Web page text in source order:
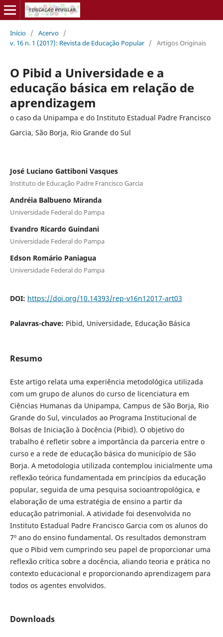
Início / Acervo /
v. 16 n. 1 (2017): Revista de Educação Popular / Artigos Originais
O Pibid a Universidade e a
educação básica em relação de
aprendizagem
o caso da Unipampa e do Instituto Estadual Padre Francisco
Garcia, São Borja, Rio Grande do Sul
José Luciano Gattiboni Vasques
Instituto de Educação Padre Francisco Garcia
Andréia Balbueno Miranda
Universidade Federal do Pampa
Evandro Ricardo Guindani
Universidade Federal do Pampa
Edson Romário Paniagua
Universidade Federal do Pampa
DOI: https://doi.org/10.14393/rep-v16n12017-art03
Palavras-chave: Pibid, Universidade, Educação Básica
Resumo
Este artigo relata uma experiência metodológica utilizada
com um grupo de alunos do curso de licenciatura em
Ciências Humanas da Unipampa, Campus de São Borja, Rio
Grande do Sul, vinculados ao Programa Institucional de
Bolsas de Iniciação à Docência (Pibid). O objetivo do
trabalho é refletir sobre a importância da parceria entre o
curso e a rede de educação básica do município de São
Borja. A metodologia utilizada contemplou inicialmente uma
reflexão teórica fundamentada em princípios da educação
popular, seguida de uma pesquisa socioantropológica, e
elaboração de uma estratégia de ensino a partir da
educação patrimonial. A atividade foi desenvolvida no
Instituto Estadual Padre Francisco Garcia com os alunos do
7º ano do ensino fundamental. Os resultados demonstram
que o Pibid vem cumprindo seu papel de proporcionar uma
reflexão crítica sobre a docência, aliando teoria e prática no
contexto educacional e proporcionando aprendizagem para
todos os agentes envolvidos.
Downloads